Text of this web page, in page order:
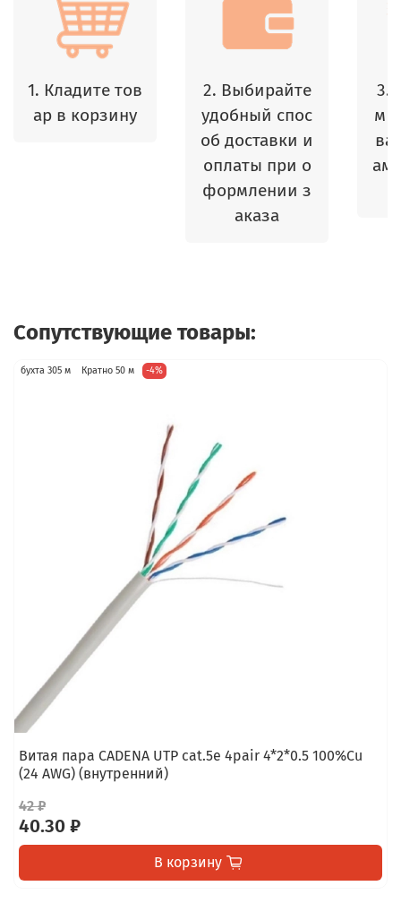
1. Кладите тов
ар в корзину
2. Выбирайте
удобный спос
об доставки и
оплаты при о
формлении з
аказа
3.
м
Сопутствующие товары:
бухта 305 м Кратно 50 м -4%
Витая пара CADENA UTP cat.5e 4pair 4*2*0.5 100%Cu
(24 AWG) (внутренний)
42 ₽
40.30 ₽
В корзину